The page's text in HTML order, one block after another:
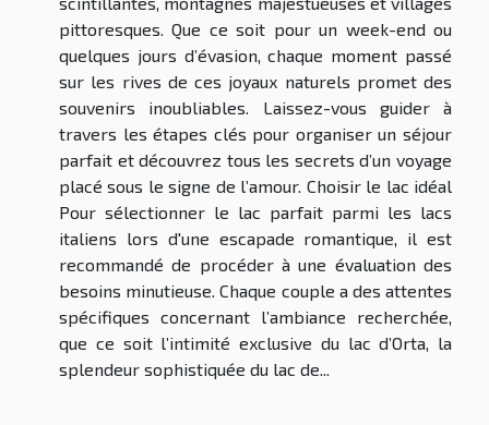
pittoresques. Que ce soit pour un week-end ou
quelques jours d’évasion, chaque moment passé
sur les rives de ces joyaux naturels promet des
souvenirs inoubliables. Laissez-vous guider à
travers les étapes clés pour organiser un séjour
parfait et découvrez tous les secrets d’un voyage
placé sous le signe de l’amour. Choisir le lac idéal
Pour sélectionner le lac parfait parmi les lacs
italiens lors d'une escapade romantique, il est
recommandé de procéder à une évaluation des
besoins minutieuse. Chaque couple a des attentes
spécifiques concernant l’ambiance recherchée,
que ce soit l’intimité exclusive du lac d’Orta, la
splendeur sophistiquée du lac de...